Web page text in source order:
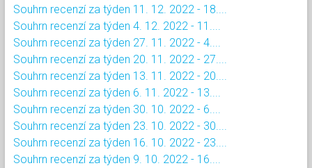
Souhrn recenzí za týden 11. 12. 2022 - 18....
Souhrn recenzí za týden 4. 12. 2022 - 11....
Souhrn recenzí za týden 27. 11. 2022 - 4....
Souhrn recenzí za týden 20. 11. 2022 - 27....
Souhrn recenzí za týden 13. 11. 2022 - 20....
Souhrn recenzí za týden 6. 11. 2022 - 13....
Souhrn recenzí za týden 30. 10. 2022 - 6....
Souhrn recenzí za týden 23. 10. 2022 - 30....
Souhrn recenzí za týden 16. 10. 2022 - 23....
Souhrn recenzí za týden 9. 10. 2022 - 16....